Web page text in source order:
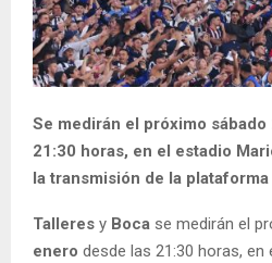
Se medirán el próximo
21:30 horas, en el estadio
la transmisión de la plataforma
Talleres y Boca se medirán el
enero desde las 21:30 horas, en